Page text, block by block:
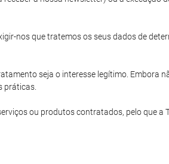
nos que tratemos os seus dados de
seja o interesse legítimo. Embora
práticas.
ou produtos contratados, pelo que a